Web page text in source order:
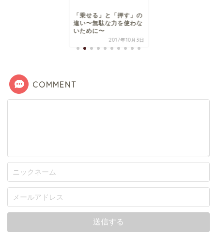
「乗せる」と「押す」の
違い〜無駄な力を使わな
いために〜
2017年10月3日
COMMENT